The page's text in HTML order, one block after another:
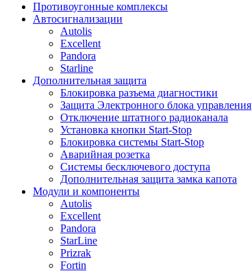
Противоугонные комплексы
Автосигнализации
Autolis
Excellent
Pandora
Starline
Дополнительная защита
Блокировка разъема диагностики
Защита Электронного блока управления
Отключение штатного радиоканала
Установка кнопки Start-Stop
Блокировка системы Start-Stop
Аварийная розетка
Системы бесключевого доступа
Дополнительная защита замка капота
Модули и компоненты
Autolis
Excellent
Pandora
StarLine
Prizrak
Fortin